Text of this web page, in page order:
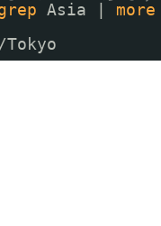
Asia | more
/Tokyo